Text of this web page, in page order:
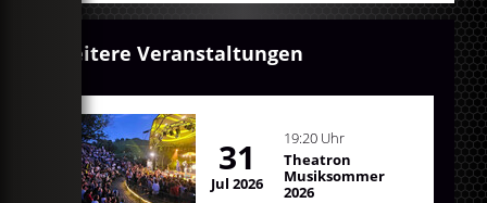
Weitere Veranstaltungen
31
Jul 2026
19:20 Uhr
Theatron
Musiksommer
2026